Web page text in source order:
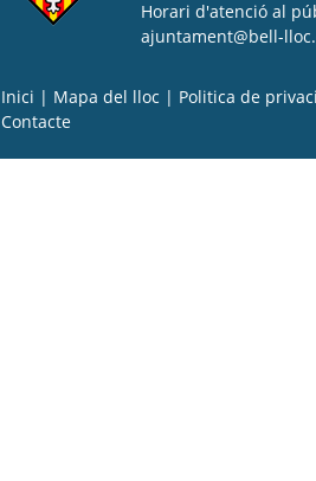
Horari d'atenció al
ajuntament@bell-
Inici | Mapa del lloc | Politica de
Contacte